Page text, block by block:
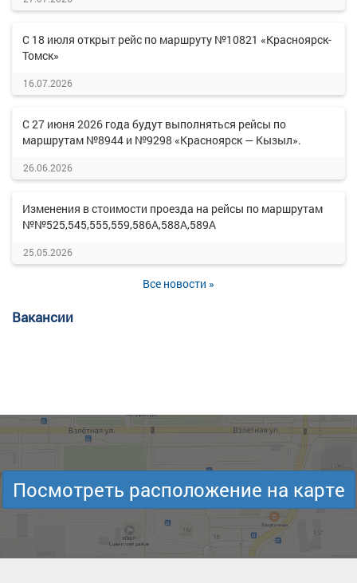
С 18 июля открыт рейс по маршруту №10821 «Красноярск-
Томск»
16.07.2026
С 27 июня 2026 года будут выполняться рейсы по
маршрутам №8944 и №9298 «Красноярск — Кызыл».
26.06.2026
Изменения в стоимости проезда на рейсы по маршрутам
№№525,545,555,559,586А,588А,589А
25.05.2026
Все новости »
Вакансии
Посмотреть расположение на карте